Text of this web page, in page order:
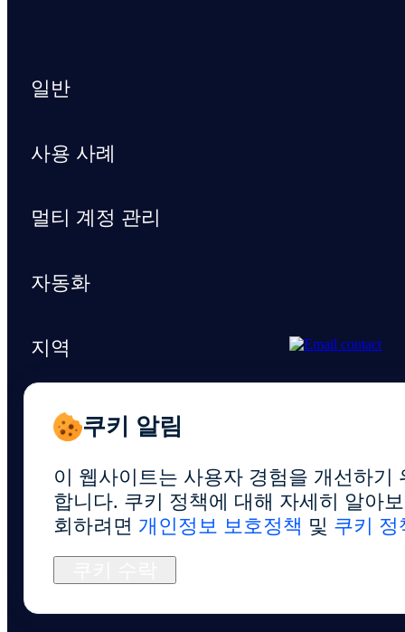
일반
사용 사례
멀티 계정 관리
자동화
지역
지원 및 리소스
© 2026 Foxphone LLC. All rights reserved.
쿠키 알림
이 웹사이트는 사용자 경험을 개선하기
합니다. 쿠키 정책에 대해 자세히 알아
회하려면 개인정보 보호정책 및 쿠키 정